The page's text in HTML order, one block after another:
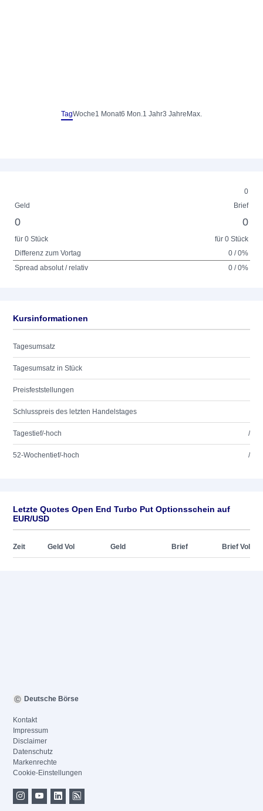
TagWoche1 Monat6 Mon.1 Jahr3 Jahre Max.
0
Geld
Brief
0 0
für 0 Stück
für 0 Stück
Differenz zum Vortag
0 / 0%
Spread absolut / relativ
0 / 0%
Kursinformationen
Tagesumsatz
Tagesumsatz in Stück
Preisfeststellungen
Schlusspreis des letzten Handelstages
Tagestief/-hoch /
52-Wochentief/-hoch /
Letzte Quotes Open End Turbo Put Optionsschein auf
EUR/USD
Zeit Geld Vol Geld Brief Brief Vol
Deutsche Börse
Kontakt
Impressum
Disclaimer
Datenschutz
Markenrechte
Cookie-Einstellungen